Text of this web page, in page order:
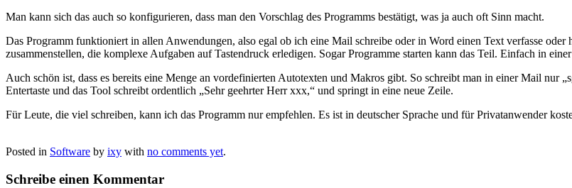
Man kann sich das auch so konfigurieren, dass man den Vorschlag des Programms bestätigt, was ja auch oft Sinn macht.
Das Programm funktioniert in allen Anwendungen, also egal ob ich eine Mail schreibe oder in Word einen Text verfasse
zusammenstellen, die komplexe Aufgaben auf Tastendruck erledigen. Sogar Programme starten kann das Teil. Einfach in
Auch schön ist, dass es bereits eine Menge an vordefinierten Autotexten und Makros gibt. So schreibt man in einer Mail nur
Entertaste und das Tool schreibt ordentlich „Sehr geehrter Herr xxx,“ und springt in eine neue Zeile.
Für Leute, die viel schreiben, kann ich das Programm nur empfehlen. Es ist in deutscher Sprache und für Privatanwender
Posted in Software by ixy with no comments yet.
Schreibe einen Kommentar